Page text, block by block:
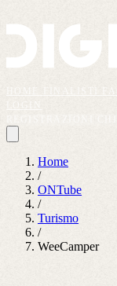
Home
/
ONTube
/
Turismo
/
WeeCamper